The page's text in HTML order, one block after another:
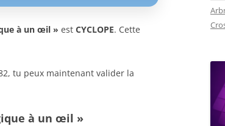
à un œil » est CYCLOPE. Cette
tu peux maintenant valider la
à un œil »